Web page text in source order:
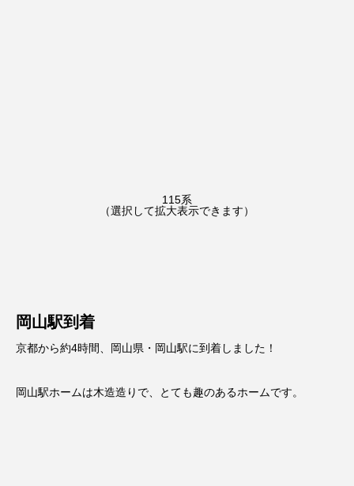
115系
（選択して拡大表示できます）
岡山駅到着
京都から約4時間、岡山県・岡山駅に到着しました！
岡山駅ホームは木造造りで、とても趣のあるホームです。